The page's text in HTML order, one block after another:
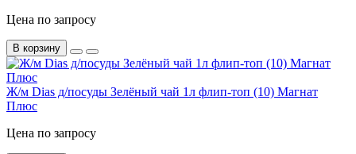
Цена по запросу
В корзину
Ж/м Dias д/посуды Зелёный чай 1л флип-топ (10) Магнат
Плюс
Цена по запросу